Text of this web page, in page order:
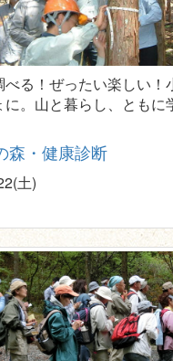
べる！ぜったい楽しい！
。山と暮らし、ともに
森・健康診断
土)